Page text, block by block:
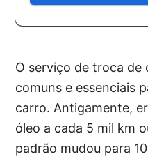
O serviço de troca de
comuns e essenciais
carro. Antigamente,
óleo a cada 5 mil km
padrão mudou para